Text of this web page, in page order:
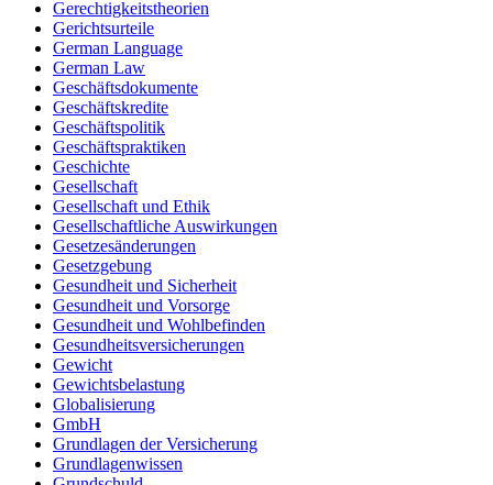
Gerechtigkeitstheorien
Gerichtsurteile
German Language
German Law
Geschäftsdokumente
Geschäftskredite
Geschäftspolitik
Geschäftspraktiken
Geschichte
Gesellschaft
Gesellschaft und Ethik
Gesellschaftliche Auswirkungen
Gesetzesänderungen
Gesetzgebung
Gesundheit und Sicherheit
Gesundheit und Vorsorge
Gesundheit und Wohlbefinden
Gesundheitsversicherungen
Gewicht
Gewichtsbelastung
Globalisierung
GmbH
Grundlagen der Versicherung
Grundlagenwissen